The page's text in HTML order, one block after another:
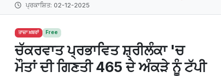
ਪ੍ਰਕਾਸ਼ਿਤ: 02-12-2025
ਤਾਜ਼ਾ ਖ਼ਬਰਾਂ Free
ਚੱਕਰਵਾਤ ਪ੍ਰਭਾਵਿਤ ਸ਼੍ਰੀਲੰਕਾ 'ਚ
ਮੌਤਾਂ ਦੀ ਗਿਣਤੀ 465 ਦੇ ਅੰਕੜੇ ਨੂੰ ਟੱਪੀ